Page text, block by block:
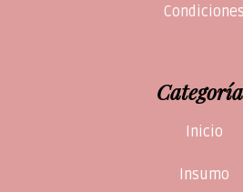
Condiciones
Inicio
Insumo